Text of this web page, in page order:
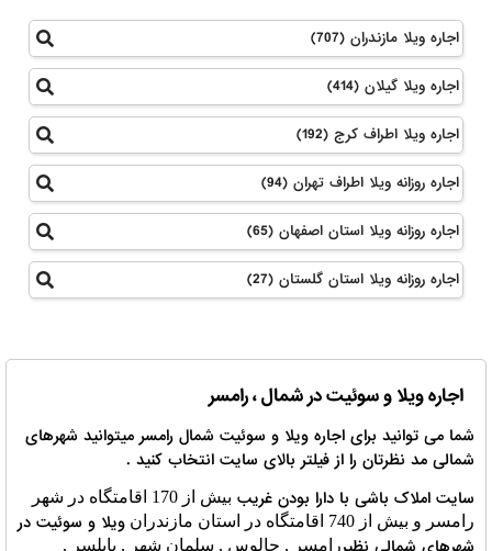
اجاره ویلا مازندران (707)
اجاره ویلا گیلان (414)
اجاره ویلا اطراف کرج (192)
اجاره روزانه ویلا اطراف تهران (94)
اجاره روزانه ویلا استان اصفهان (65)
اجاره روزانه ویلا استان گلستان (27)
اجاره ویلا و سوئیت در شمال ، رامسر
شما می توانید برای اجاره ویلا و سوئیت شمال رامسر میتوانید شهرهای
شمالی مد نظرتان را از فیلتر بالای سایت انتخاب کنید .
سایت املاک باشی با دارا بودن غریب
بیش از 170 اقامتگاه در شهر
رامسر و بیش از 740 اقامتگاه در استان مازندران
ویلا و سوئیت در
رامسر , چالوس , سلمان شهر , بابلسر ,